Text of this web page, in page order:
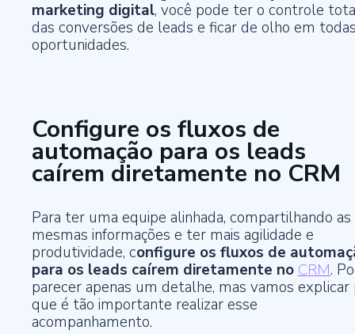
marketing digital, você pode ter o controle
das conversões de leads e ficar de olho em
oportunidades.
Configure os fluxos de
automação para os leads
caírem diretamente no CRM
Para ter uma equipe alinhada, compartilhando as
mesmas informações e ter mais agilidade e
produtividade, configure os fluxos de
para os leads caírem diretamente noCRM.
parecer apenas um detalhe, mas vamos explicar
que é tão importante realizar esse
acompanhamento.